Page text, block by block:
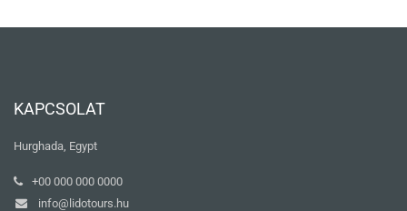
KAPCSOLAT
Hurghada, Egypt
+00 000 000 0000
info@lidotours.hu